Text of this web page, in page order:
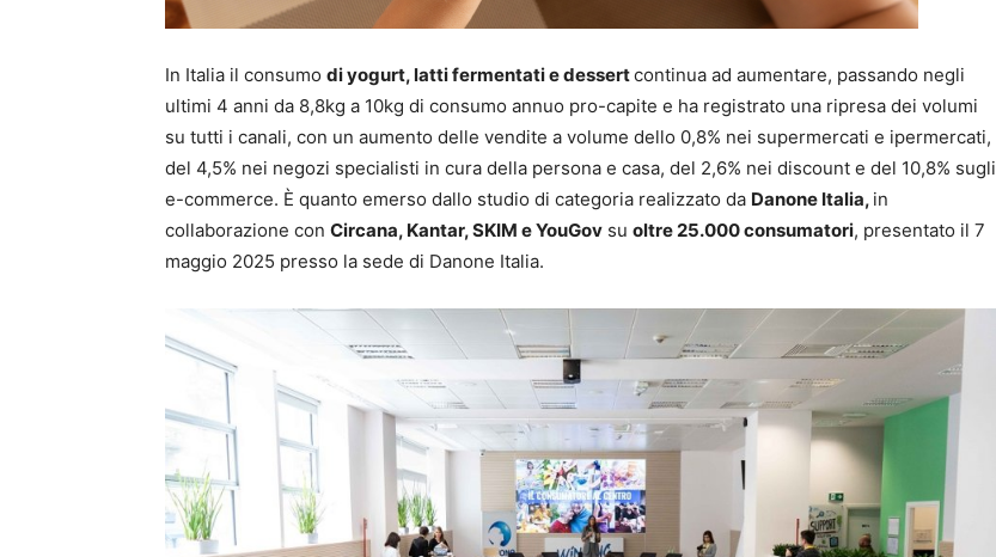
In Italia il consumo di yogurt, latti fermentati e dessertcontinua ad aumentare, passando negli
ultimi 4 anni da 8,8kg a 10kg di consumo annuo pro-capite e ha registrato una ripresa dei volumi
su tutti i canali, con un aumento delle vendite a volume dello 0,8% nei supermercati e ipermercati,
del 4,5% nei negozi specialisti in cura della persona e casa, del 2,6% nei discount e del 10,8% sugli
e-commerce. È quanto emerso dallo studio di categoria realizzato da Danone Italia, in
collaborazione con Circana, Kantar, SKIM e YouGov su oltre 25.000 consumatori, presentato il 7
maggio 2025 presso la sede di Danone Italia.